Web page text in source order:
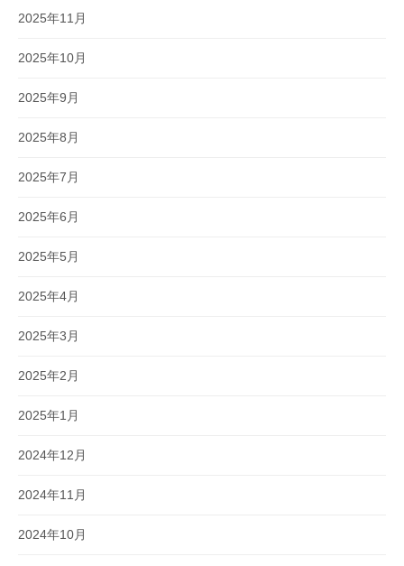
2025年11月
2025年10月
2025年9月
2025年8月
2025年7月
2025年6月
2025年5月
2025年4月
2025年3月
2025年2月
2025年1月
2024年12月
2024年11月
2024年10月